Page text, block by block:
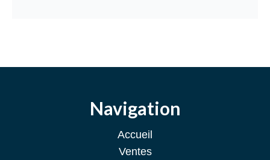
Navigation
Accueil
Ventes